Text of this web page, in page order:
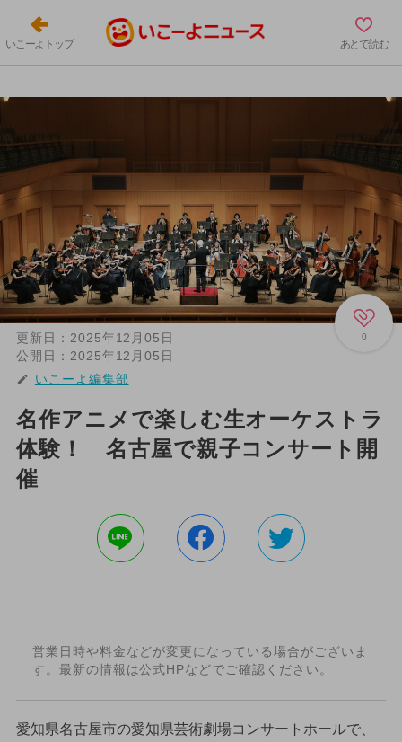
いこーよトップ あとで読む
0
更新日： 2025年12月05日
公開日： 2025年12月05日
いこーよ編集部
名作アニメで楽しむ生オーケストラ
体験！ 名古屋で親子コンサート開
催
営業日時や料金などが変更になっている場合がございま
す。最新の情報は公式HPなどでご確認ください。
愛知県名古屋市の愛知県芸術劇場コンサートホールで、